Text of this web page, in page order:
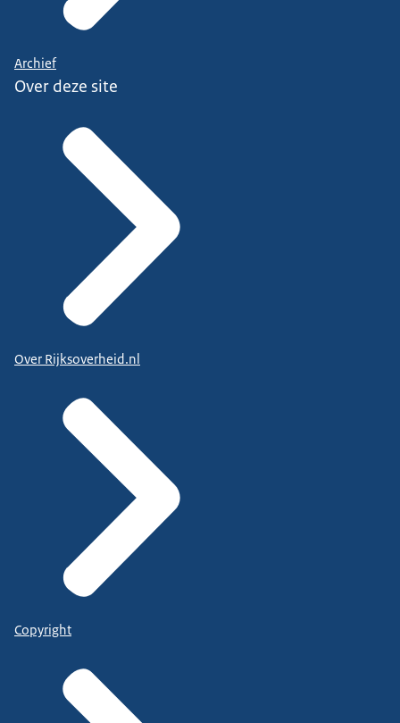
Archief
Over deze site
Over Rijksoverheid.nl
Copyright